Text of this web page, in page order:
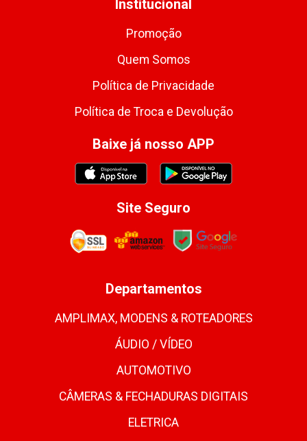
Institucional
Promoção
Quem Somos
Política de Privacidade
Política de Troca e Devolução
Baixe já nosso APP
Site Seguro
Departamentos
AMPLIMAX, MODENS & ROTEADORES
ÁUDIO / VÍDEO
AUTOMOTIVO
CÂMERAS & FECHADURAS DIGITAIS
ELETRICA